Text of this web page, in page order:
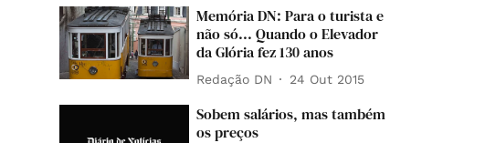
Memória DN: Para o turista e
não só... Quando o Elevador
da Glória fez 130 anos
Redação DN 24 Out 2015
Sobem salários, mas também
os preços